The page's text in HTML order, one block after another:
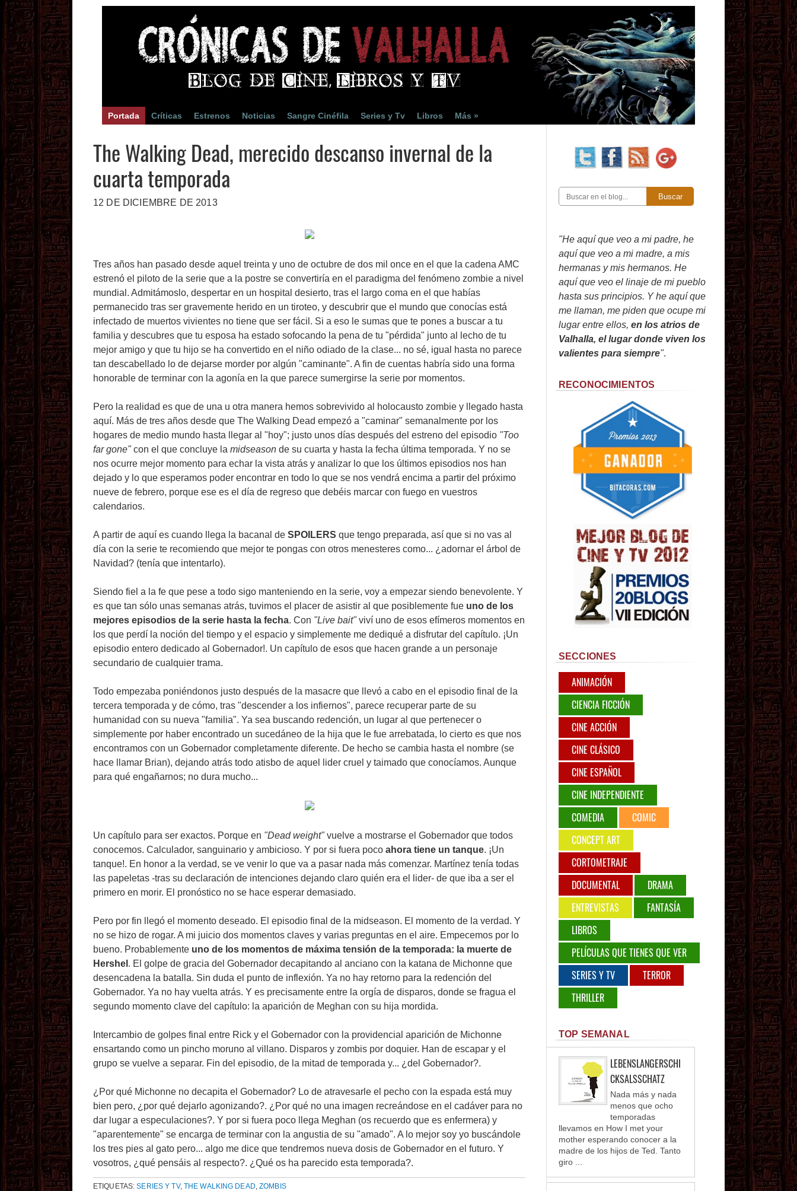
Portada Críticas Estrenos Noticias Sangre Cinéfila Series y Tv Libros Más »
The Walking Dead, merecido descanso invernal de la
cuarta temporada
12 DE DICIEMBRE DE 2013
Tres años han pasado desde aquel treinta y uno de octubre de dos mil once en el que la cadena AMC
estrenó el piloto de la serie que a la postre se convertiría en el paradigma del fenómeno zombie a nivel
mundial. Admitámoslo, despertar en un hospital desierto, tras el largo coma en el que habías
permanecido tras ser gravemente herido en un tiroteo, y descubrir que el mundo que conocías está
infectado de muertos vivientes no tiene que ser fácil. Si a eso le sumas que te pones a buscar a tu
familia y descubres que tu esposa ha estado sofocando la pena de tu "pérdida" junto al lecho de tu
mejor amigo y que tu hijo se ha convertido en el niño odiado de la clase... no sé, igual hasta no parece
tan descabellado lo de dejarse morder por algún "caminante". A fin de cuentas habría sido una forma
honorable de terminar con la agonía en la que parece sumergirse la serie por momentos.
Pero la realidad es que de una u otra manera hemos sobrevivido al holocausto zombie y llegado hasta
aquí. Más de tres años desde que The Walking Dead empezó a "caminar" semanalmente por los
hogares de medio mundo hasta llegar al "hoy"; justo unos días después del estreno del episodio "Too
far gone"con el que concluye la midseason de su cuarta y hasta la fecha última temporada. Y no se
nos ocurre mejor momento para echar la vista atrás y analizar lo que los últimos episodios nos han
dejado y lo que esperamos poder encontrar en todo lo que se nos vendrá encima a partir del próximo
nueve de febrero, porque ese es el día de regreso que debéis marcar con fuego en vuestros
calendarios.
A partir de aquí es cuando llega la bacanal de SPOILERS que tengo preparada, así que si no vas al
día con la serie te recomiendo que mejor te pongas con otros menesteres como... ¿adornar el árbol de
Navidad? (tenía que intentarlo).
Siendo fiel a la fe que pese a todo sigo manteniendo en la serie, voy a empezar siendo benevolente. Y
es que tan sólo unas semanas atrás, tuvimos el placer de asistir al que posiblemente fue uno de los
mejores episodios de la serie hasta la fecha. Con "Live bait"viví uno de esos efímeros momentos en
los que perdí la noción del tiempo y el espacio y simplemente me dediqué a disfrutar del capítulo. ¡Un
episodio entero dedicado al Gobernador!. Un capítulo de esos que hacen grande a un personaje
secundario de cualquier trama.
Todo empezaba poniéndonos justo después de la masacre que llevó a cabo en el episodio final de la
tercera temporada y de cómo, tras "descender a los infiernos", parece recuperar parte de su
humanidad con su nueva "familia". Ya sea buscando redención, un lugar al que pertenecer o
simplemente por haber encontrado un sucedáneo de la hija que le fue arrebatada, lo cierto es que nos
encontramos con un Gobernador completamente diferente. De hecho se cambia hasta el nombre (se
hace llamar Brian), dejando atrás todo atisbo de aquel lider cruel y taimado que conocíamos. Aunque
para qué engañarnos; no dura mucho...
Un capítulo para ser exactos. Porque en "Dead weight"vuelve a mostrarse el Gobernador que todos
conocemos. Calculador, sanguinario y ambicioso. Y por si fuera poco ahora tiene un tanque. ¡Un
tanque!. En honor a la verdad, se ve venir lo que va a pasar nada más comenzar. Martínez tenía todas
las papeletas -tras su declaración de intenciones dejando claro quién era el lider- de que iba a ser el
primero en morir. El pronóstico no se hace esperar demasiado.
Pero por fin llegó el momento deseado. El episodio final de la midseason. El momento de la verdad. Y
no se hizo de rogar. A mi juicio dos momentos claves y varias preguntas en el aire. Empecemos por lo
bueno. Probablemente uno de los momentos de máxima tensión de la temporada: la muerte de
Hershel . El golpe de gracia del Gobernador decapitando al anciano con la katana de Michonne que
desencadena la batalla. Sin duda el punto de inflexión. Ya no hay retorno para la redención del
Gobernador. Ya no hay vuelta atrás. Y es precisamente entre la orgía de disparos, donde se fragua el
segundo momento clave del capítulo: la aparición de Meghan con su hija mordida.
Intercambio de golpes final entre Rick y el Gobernador con la providencial aparición de Michonne
ensartando como un pincho moruno al villano. Disparos y zombis por doquier. Han de escapar y el
grupo se vuelve a separar. Fin del episodio, de la mitad de temporada y... ¿del Gobernador?.
¿Por qué Michonne no decapita el Gobernador? Lo de atravesarle el pecho con la espada está muy
bien pero, ¿por qué dejarlo agonizando?. ¿Por qué no una imagen recreándose en el cadáver para no
dar lugar a especulaciones?. Y por si fuera poco llega Meghan (os recuerdo que es enfermera) y
"aparentemente" se encarga de terminar con la angustia de su "amado". A lo mejor soy yo buscándole
los tres pies al gato pero... algo me dice que tendremos nueva dosis de Gobernador en el futuro. Y
vosotros, ¿qué pensáis al respecto?. ¿Qué os ha parecido esta temporada?.
ETIQUETAS:SERIES Y TV, THE WALKING DEAD,ZOMBIS
Buscar
"He aquí que veo a mi padre, he
aquí que veo a mi madre, a mis
hermanas y mis hermanos. He
aquí que veo el linaje de mi pueblo
hasta sus principios. Y he aquí que
me llaman, me piden que ocupe mi
lugar entre ellos, en los atrios de
Valhalla, el lugar donde viven los
valientes para siempre".
RECONOCIMIENTOS
SECCIONES
ANIMACIÓN
CIENCIA FICCIÓN
CINE ACCIÓN
CINE CLÁSICO
CINE ESPAÑOL
CINE INDEPENDIENTE
COMEDIA
COMIC
CONCEPT ART
CORTOMETRAJE
DOCUMENTAL
DRAMA
ENTREVISTAS
FANTASÍA
LIBROS
PELÍCULAS QUE TIENES QUE VER
SERIES Y TV
TERROR
THRILLER
TOP SEMANAL
LEBENSLANGERSCHI
CKSALSSCHATZ
Nada más y nada
menos que ocho
temporadas
llevamos en How I met your
mother esperando conocer a la
madre de los hijos de Ted. Tanto
giro ...